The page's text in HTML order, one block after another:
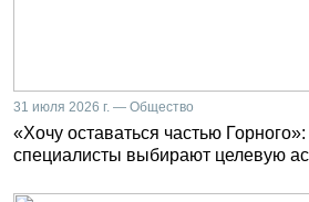
31 июля 2026 г. — Общество
«Хочу оставаться частью
специалисты выбирают целевую